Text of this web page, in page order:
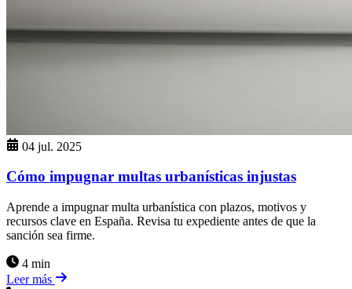
04 jul. 2025
Cómo impugnar multas urbanísticas injustas
Aprende a impugnar multa urbanística con plazos, motivos y
recursos clave en España. Revisa tu expediente antes de que la
sanción sea firme.
4 min
Leer más